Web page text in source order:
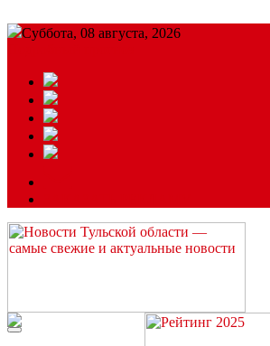
Суббота, 08 августа, 2026
Читайте последние новости дня в
“ЗаНовомосковск”